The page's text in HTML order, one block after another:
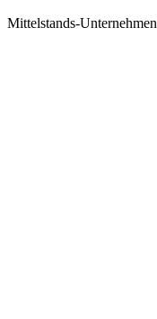
Mittelstands-Unternehmen